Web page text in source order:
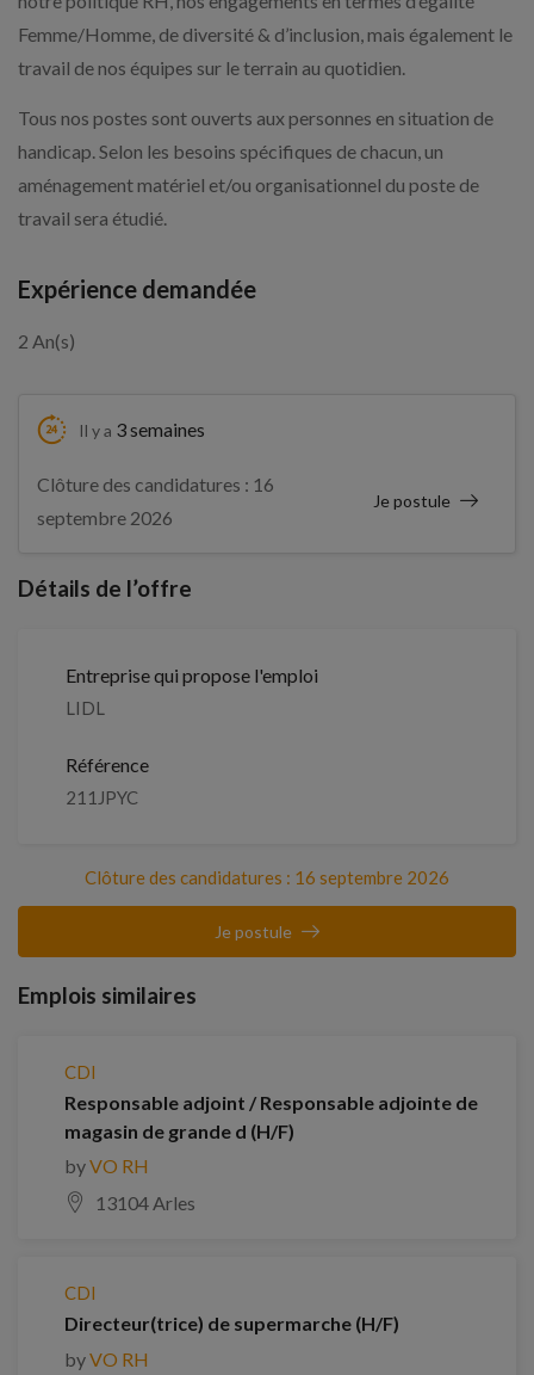
Femme/Homme, de diversité & d’inclusion, mais également le
travail de nos équipes sur le terrain au quotidien.
Tous nos postes sont ouverts aux personnes en situation de
handicap. Selon les besoins spécifiques de chacun, un
aménagement matériel et/ou organisationnel du poste de
travail sera étudié.
Expérience demandée
2 An(s)
Il y a 3 semaines
Clôture des candidatures : 16
septembre 2026
Je postule
Détails de l’offre
Entreprise qui propose l'emploi
LIDL
Référence
211JPYC
Clôture des candidatures : 16 septembre 2026
Je postule
Emplois similaires
CDI
Responsable adjoint / Responsable adjointe de
magasin de grande d (H/F)
byVO RH
13104 Arles
CDI
Directeur(trice) de supermarche (H/F)
byVO RH